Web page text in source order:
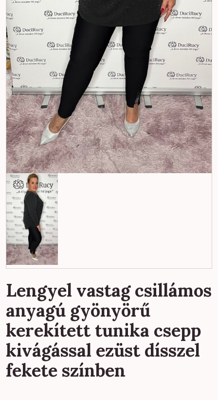
Lengyel vastag csillámos
anyagú gyönyörű
kerekített tunika csepp
kivágással ezüst dísszel
fekete színben